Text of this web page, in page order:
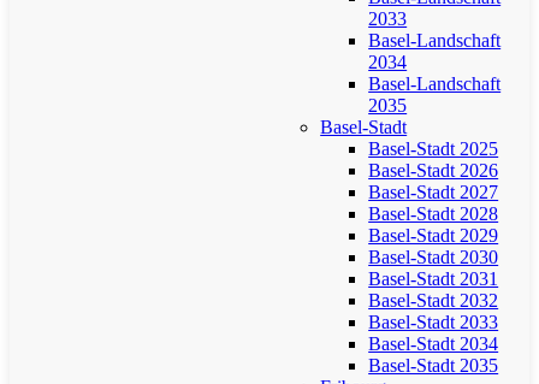
2033
Basel-Landschaft
2034
Basel-Landschaft
2035
Basel-Stadt
Basel-Stadt 2025
Basel-Stadt 2026
Basel-Stadt 2027
Basel-Stadt 2028
Basel-Stadt 2029
Basel-Stadt 2030
Basel-Stadt 2031
Basel-Stadt 2032
Basel-Stadt 2033
Basel-Stadt 2034
Basel-Stadt 2035